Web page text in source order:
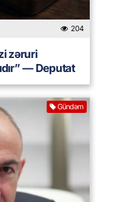
204
zəruri
— Deputat
Gündəm